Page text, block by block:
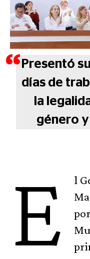
Presentó
días de
la
género
E
l